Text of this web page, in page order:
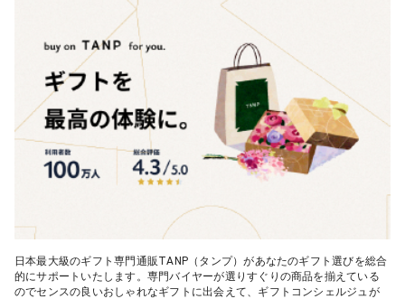
04 ＜クランチチョコレート＞ダーク＆ミルク＆キャラメル＆ホワ
イト 60g
05 葉山のショコラ・カロ＜4個入＞
日本最大級のギフト専門通販TANP（タンプ）があなたのギフト選びを総合
的にサポートいたします。専門バイヤーが選りすぐりの商品を揃えている
のでセンスの良いおしゃれなギフトに出会えて、ギフトコンシェルジュが